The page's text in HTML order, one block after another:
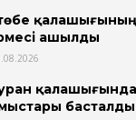
ашылды
басталды